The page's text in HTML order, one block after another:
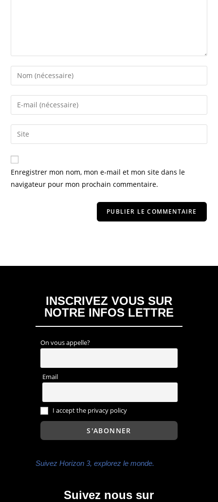
Enregistrer mon nom, mon e-mail et mon site dans le
navigateur pour mon prochain commentaire.
INSCRIVEZ VOUS SUR
NOTRE INFOS LETTRE
On vous appelle?
Email
I accept the privacy policy
Suivez Horizon 3, explorez le monde.
Suivez nous sur